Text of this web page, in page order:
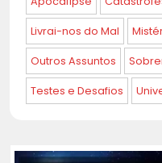
Livrai-nos do Mal
Outros Assuntos
Testes e Desafios